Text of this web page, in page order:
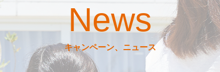
News
キャンペーン、ニュース